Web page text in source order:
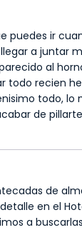
puedes ir
a juntar
al
todo recien
todo, lo
de
de
en el
a